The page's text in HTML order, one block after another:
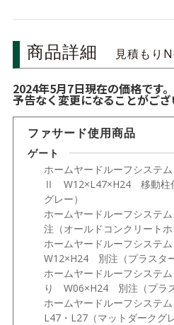
商品詳細 見積もり
2024年5月7日現在の価格です
予告なく変更になることがござ
ファサード使用商品
ゲート
ホームヤードルーフシステ
Ⅱ W12×L47×H24 移動柱
グレー）
ホームヤードルーフシス
注（オールドコンクリートホ
ホームヤードルーフシステ
W12×H24 別注（プラスタ
ホームヤードルーフシス
り W06×H24 別注（プラス
ホームヤードルーフシステ
L47・L27（マットダークグレ